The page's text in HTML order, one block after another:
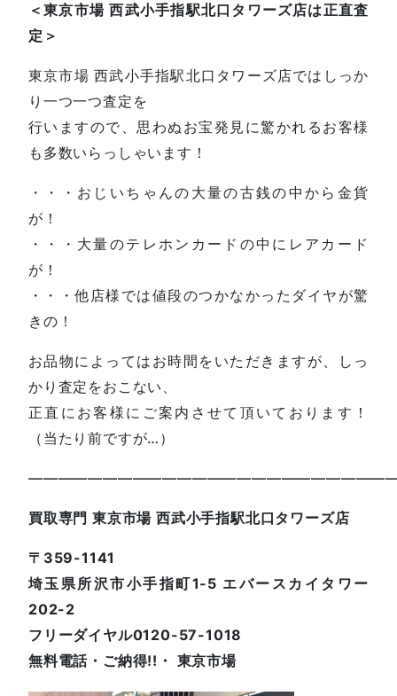
＜東京市場 西武小手指駅北口タワーズ店は正直査
定＞
東京市場 西武小手指駅北口タワーズ店ではしっか
り一つ一つ査定を
行いますので、思わぬお宝発見に驚かれるお客様
も多数いらっしゃいます！
・・・おじいちゃんの大量の古銭の中から金貨
が！
・・・大量のテレホンカードの中にレアカード
が！
・・・他店様では値段のつかなかったダイヤが驚
きの！
お品物によってはお時間をいただきますが、しっ
かり査定をおこない、
正直にお客様にご案内させて頂いております！
（当たり前ですが…）
買取専門 東京市場 西武小手指駅北口タワーズ店
〒359-1141
埼玉県所沢市小手指町1-5 エバースカイタワー
202-2
フリーダイヤル0120-57-1018
無料電話・ご納得!!・ 東京市場